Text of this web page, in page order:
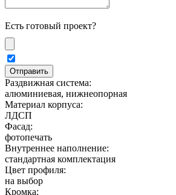
Есть готовый проект?
Раздвижная система:
алюминиевая, нижнеопорная
Материал корпуса:
ЛДСП
Фасад:
фотопечать
Внутреннее наполнение:
стандартная комплектация
Цвет профиля:
на выбор
Кромка: